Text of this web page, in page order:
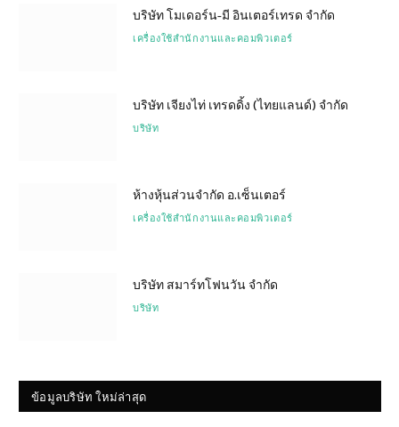
บริษัท โมเดอร์น-มี อินเตอร์เทรด จำกัด
เครื่องใช้สำนักงานและคอมพิวเตอร์
บริษัท เจียงไท่ เทรดดิ้ง (ไทยแลนด์) จำกัด
บริษัท
ห้างหุ้นส่วนจำกัด อ.เซ็นเตอร์
เครื่องใช้สำนักงานและคอมพิวเตอร์
บริษัท สมาร์ทโฟนวัน จำกัด
บริษัท
ข้อมูลบริษัท ใหม่ล่าสุด